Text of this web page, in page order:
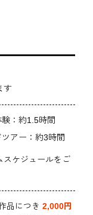
す
：約1.5時間
アー：約3時間
ケジュールをご
品につき 2,000円